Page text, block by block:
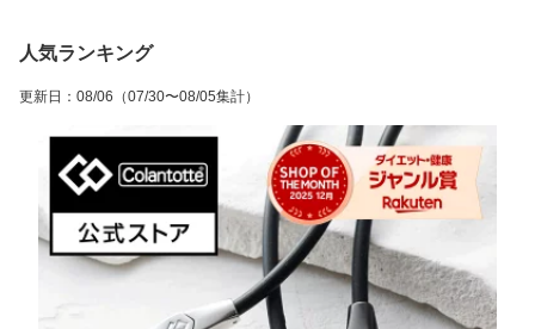
人気ランキング
更新日 ： 08/06 （07/30〜08/05集計）